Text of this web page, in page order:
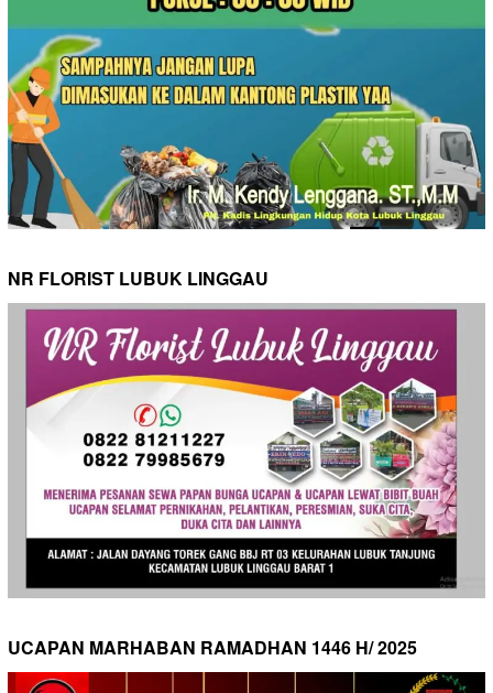
NR FLORIST LUBUK LINGGAU
UCAPAN MARHABAN RAMADHAN 1446 H/ 2025